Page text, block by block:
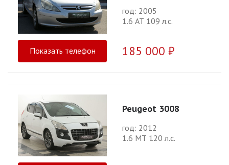
год: 2005
1.6 АТ 109 л.с.
Показать телефон 185 000 ₽
Peugeot 3008
год: 2012
1.6 МТ 120 л.с.